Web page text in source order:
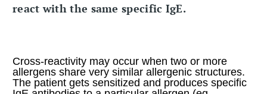
react with the same specific IgE.